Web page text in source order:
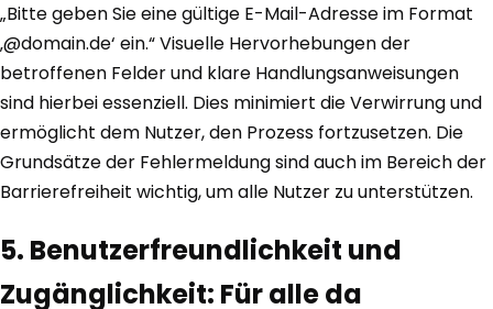
„Bitte geben Sie eine gültige E-Mail-Adresse im Format
‚@domain.de‘ ein.“ Visuelle Hervorhebungen der
betroffenen Felder und klare Handlungsanweisungen
sind hierbei essenziell. Dies minimiert die Verwirrung und
ermöglicht dem Nutzer, den Prozess fortzusetzen. Die
Grundsätze der Fehlermeldung sind auch im Bereich der
Barrierefreiheit wichtig, um alle Nutzer zu unterstützen.
5. Benutzerfreundlichkeit und
Zugänglichkeit: Für alle da